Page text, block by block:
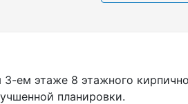
ем этаже 8 этажного
планировки.